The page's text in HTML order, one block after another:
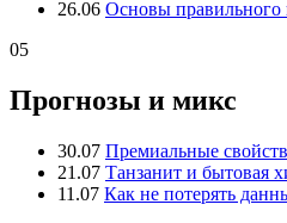
26.06 Основы правильного
05
Прогнозы и микс
30.07 Премиальные
21.07 Танзанит и бытовая
11.07 Как не потерять